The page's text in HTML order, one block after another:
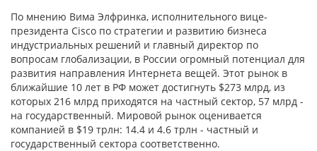
По мнению Вима Элфринка, исполнительного вице-
президента Cisco по стратегии и развитию бизнеса
индустриальных решений и главный директор по
вопросам глобализации, в России огромный потенциал для
развития направления Интернета вещей. Этот рынок в
ближайшие 10 лет в РФ может достигнуть $273 млрд, из
которых 216 млрд приходятся на частный сектор, 57 млрд -
на государственный. Мировой рынок оценивается
компанией в $19 трлн: 14.4 и 4.6 трлн - частный и
государственный сектора соответственно.